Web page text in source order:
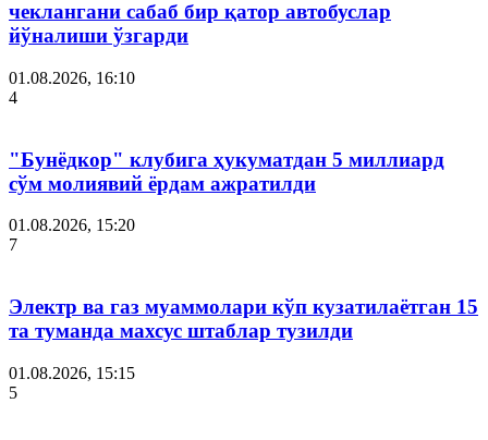
чеклангани сабаб бир қатор автобуслар
йўналиши ўзгарди
01.08.2026, 16:10
4
"Бунёдкор" клубига ҳукуматдан 5 миллиард
сўм молиявий ёрдам ажратилди
01.08.2026, 15:20
7
Электр ва газ муаммолари кўп кузатилаётган 15
та туманда махсус штаблар тузилди
01.08.2026, 15:15
5